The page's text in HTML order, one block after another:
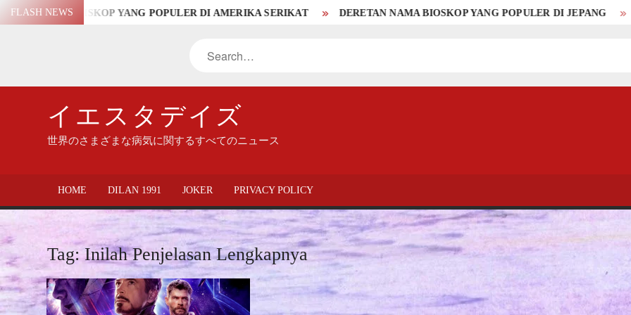
Skip
to
FLASH NEWS
POPULER DI AMERIKA SERIKAT DERETAN NAMA BIOSKOP YANG POPULER DI JEPANG DERETAN NAMA
Search
イエスタデイズ
世界のさまざまな病気に関するすべてのニュース
HOME DILAN 1991 JOKER PRIVACY POLICY
Tag:Inilah Penjelasan Lengkapnya